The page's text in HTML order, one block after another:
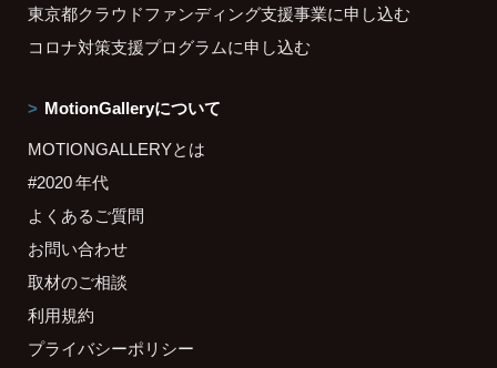
東京都クラウドファンディング支援事業に申し込む
コロナ対策支援プログラムに申し込む
MotionGalleryについて
MOTIONGALLERYとは
#2020 年代
よくあるご質問
お問い合わせ
取材のご相談
利用規約
プライバシーポリシー